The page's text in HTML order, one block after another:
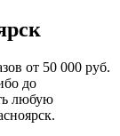
от 50 000 руб.
до
любую